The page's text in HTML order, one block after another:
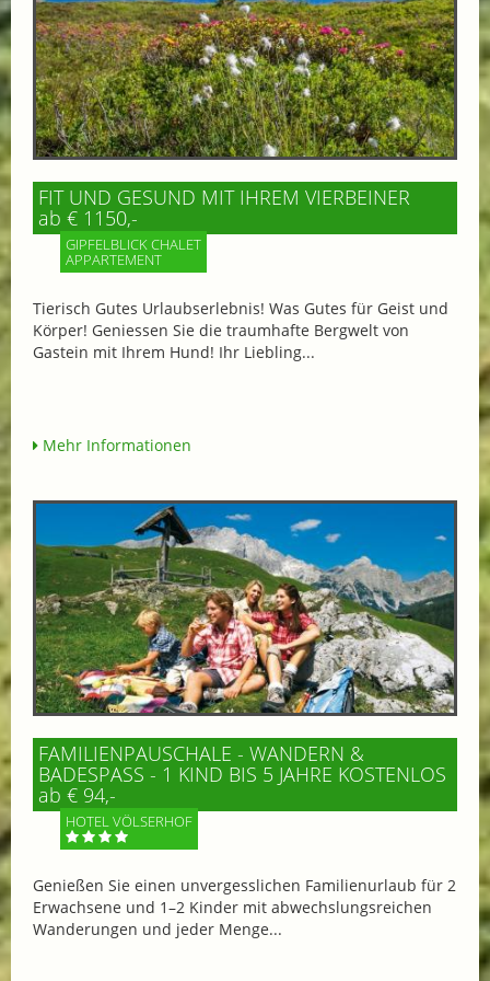
FIT UND GESUND MIT IHREM VIERBEINER
ab € 1150,-
GIPFELBLICK CHALET
APPARTEMENT
Tierisch Gutes Urlaubserlebnis! Was Gutes für Geist und
Körper! Geniessen Sie die traumhafte Bergwelt von
Gastein mit Ihrem Hund! Ihr Liebling...
Mehr Informationen
FAMILIENPAUSCHALE - WANDERN &
BADESPASS - 1 KIND BIS 5 JAHRE KOSTENLOS
ab € 94,-
HOTEL VÖLSERHOF
Genießen Sie einen unvergesslichen Familienurlaub für 2
Erwachsene und 1–2 Kinder mit abwechslungsreichen
Wanderungen und jeder Menge...